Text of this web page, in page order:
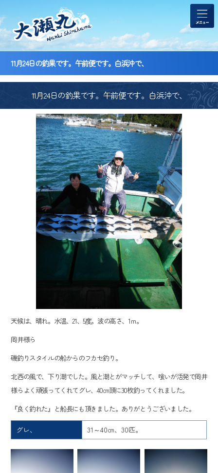
11月24日の釣果です。午前便です。白浜沖で、
11月24日の釣果です。午前便です。白浜沖で、
天候は、晴れ。水温、21、5度。波の高さ、1ｍ。
岡井様ら
磯釣りスタイルの船からのフカセ釣り。
北西の風で、下り潮でした。風と潮とがマッチして、喰いが活発で岡井
様らよく頑張ってくれてグレ、40㎝頭に30枚釣ってくれました。
『良く釣れた』と船長にも頂きました。ありがとうございました。
グレ、 31～40㎝、30匹。